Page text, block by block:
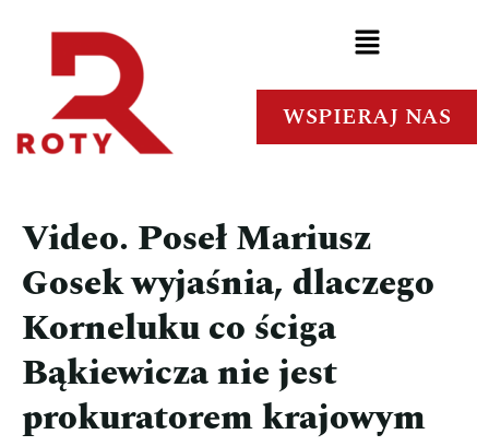
WSPIERAJ NAS
Video. Poseł Mariusz
Gosek wyjaśnia, dlaczego
Korneluku co ściga
Bąkiewicza nie jest
prokuratorem krajowym